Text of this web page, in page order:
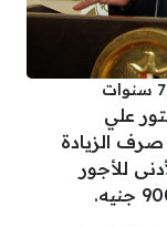
علي
صرف الزيادة
للأجور